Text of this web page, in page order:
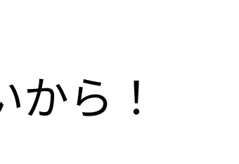
ら！